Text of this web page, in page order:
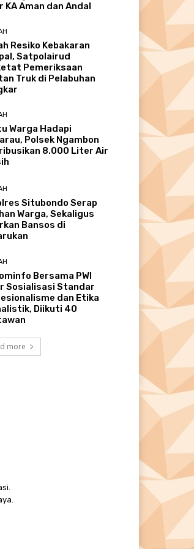
KA Aman dan Andal
Resiko Kebakaran
Satpolairud
Pemeriksaan
Truk di Pelabuhan
Warga Hadapi
Polsek Ngambon
8.000 Liter Air
Situbondo Serap
Warga, Sekaligus
Bansos di
Bersama PWI
Sosialisasi Standar
dan Etika
Diikuti 40
more